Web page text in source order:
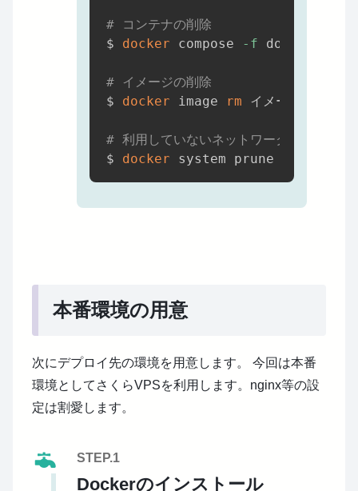
# コンテナの削除
$ docker compose -f docker-
# イメージの削除
$ docker image rm イメージ名
# 利用していないネットワーク等の削除
$ docker system prune
本番環境の用意
次にデプロイ先の環境を用意します。
今回は本番
環境としてさくらVPSを利用します。nginx等の設
定は割愛します。
STEP.1
Dockerのインストール